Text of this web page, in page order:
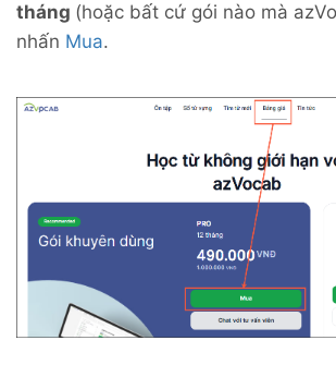
tháng (hoặc bất cứ gói nào mà
nhấn Mua.